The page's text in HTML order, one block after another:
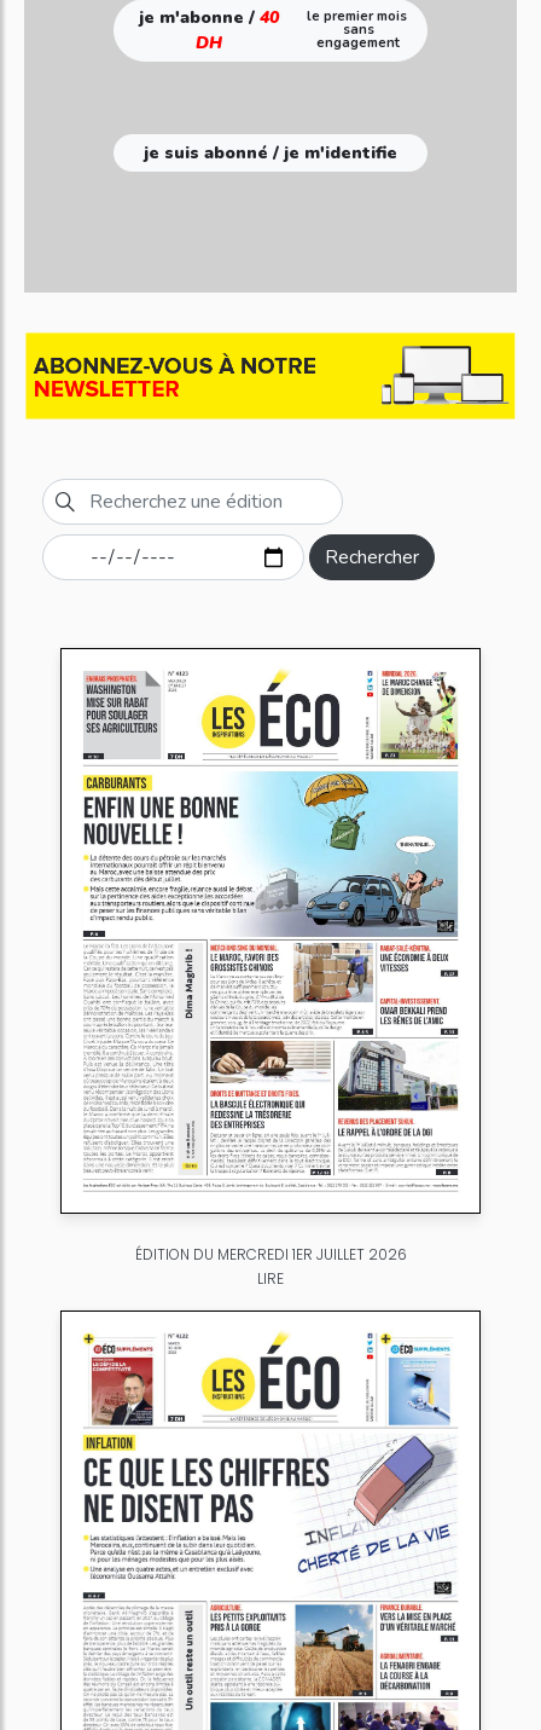
je m'abonne /40
DH
le premier mois
sans
engagement
je suis abonné / je m'identifie
Rechercher
ÉDITION DU MERCREDI 1ER JUILLET 2026
LIRE